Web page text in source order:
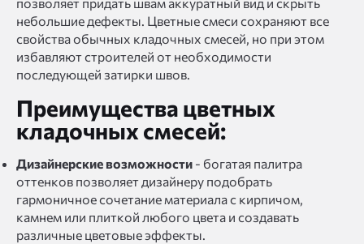
небольшие дефекты. Цветные смеси сохраняют все
свойства обычных кладочных смесей, но при этом
избавляют строителей от необходимости
последующей затирки швов.
Преимущества цветных
кладочных смесей:
Дизайнерские возможности - богатая палитра
оттенков позволяет дизайнеру подобрать
гармоничное сочетание материала с кирпичом,
камнем или плиткой любого цвета и создавать
различные цветовые эффекты.